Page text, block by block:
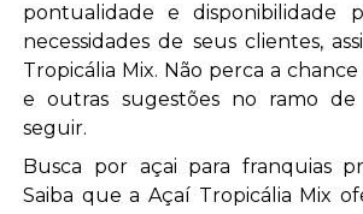
pontualidade e disponibilidade
necessidades de seus clientes,
Tropicália Mix. Não perca a
e outras sugestões no ramo
seguir.
Busca por açai para franquias
Saiba que a Açaí Tropicália Mix